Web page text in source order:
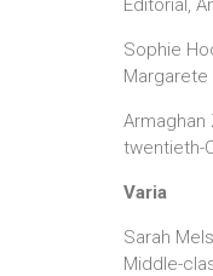
Editorial,
Sophie
Margarete
Armaghan
twentieth-
Varia
Sarah
Middle-